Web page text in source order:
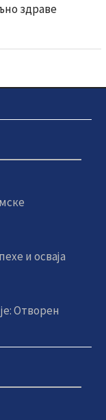
здраве
и осваја
Отворен